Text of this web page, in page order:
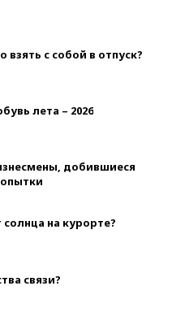
с собой в отпуск?
лета – 2026
добившиеся
на курорте?
связи?